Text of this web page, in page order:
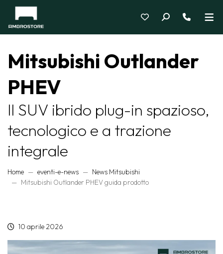
Mitsubishi Outlander
PHEV
Il SUV ibrido plug-in spazioso,
tecnologico e a trazione
integrale
Home eventi-e-news
News Mitsubishi
Mitsubishi Outlander PHEV guida prodotto
10 aprile 2026